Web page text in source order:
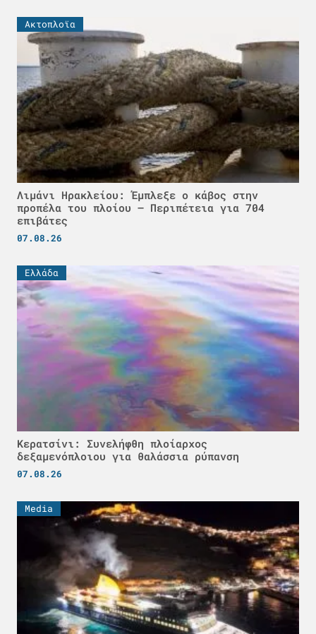
Ακτοπλοϊα
Λιμάνι Ηρακλείου: Έμπλεξε ο κάβος στην
προπέλα του πλοίου – Περιπέτεια για 704
επιβάτες
07.08.26
Ελλάδα
Κερατσίνι: Συνελήφθη πλοίαρχος
δεξαμενόπλοιου για θαλάσσια ρύπανση
07.08.26
Media